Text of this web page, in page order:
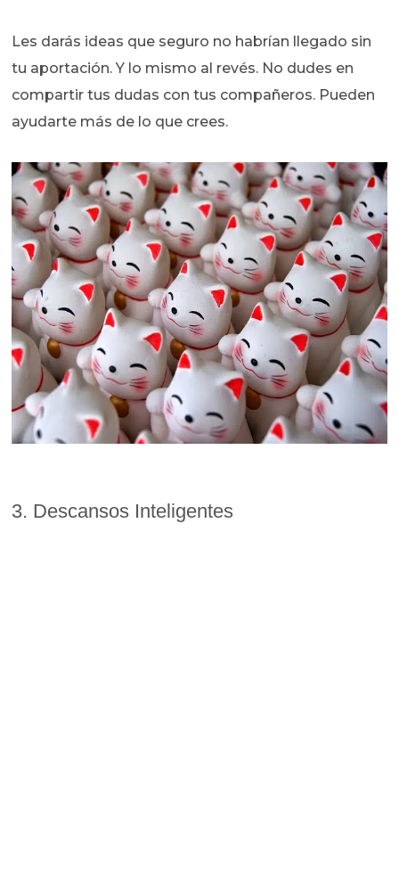
Les darás ideas que seguro no habrían llegado sin
tu aportación. Y lo mismo al revés. No dudes en
compartir tus dudas con tus compañeros. Pueden
ayudarte más de lo que crees.
3. Descansos Inteligentes